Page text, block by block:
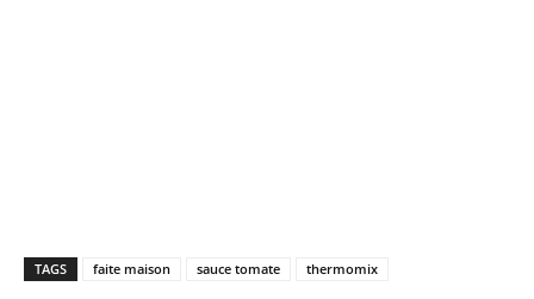
TAGS faite maison sauce tomate thermomix